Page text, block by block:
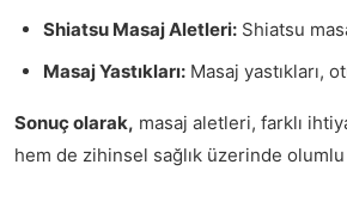
Shiatsu Masaj Aletleri: Shiatsu
Masaj Yastıkları: Masaj yastıkları,
Sonuç olarak, masaj aletleri, farklı
hem de zihinsel sağlık üzerinde